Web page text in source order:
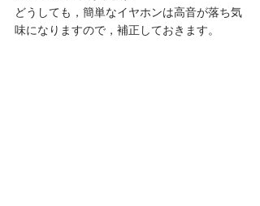
どうしても，簡単なイヤホンは高音が落ち気
味になりますので，補正しておきます。